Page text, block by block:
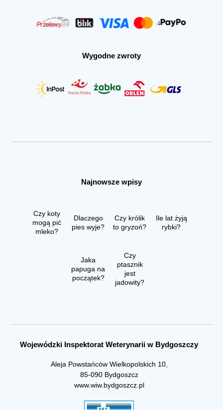
Wygodne zwroty
Najnowsze wpisy
Czy koty
mogą pić
mleko?
Dlaczego
pies wyje?
Czy królik
to gryzoń?
Ile lat żyją
rybki?
Jaka
papuga na
początek?
Czy
ptasznik
jest
jadowity?
Wojewódzki Inspektorat Weterynarii w Bydgoszczy
Aleja Powstańców Wielkopolskich 10,
85-090 Bydgoszcz
www.wiw.bydgoszcz.pl